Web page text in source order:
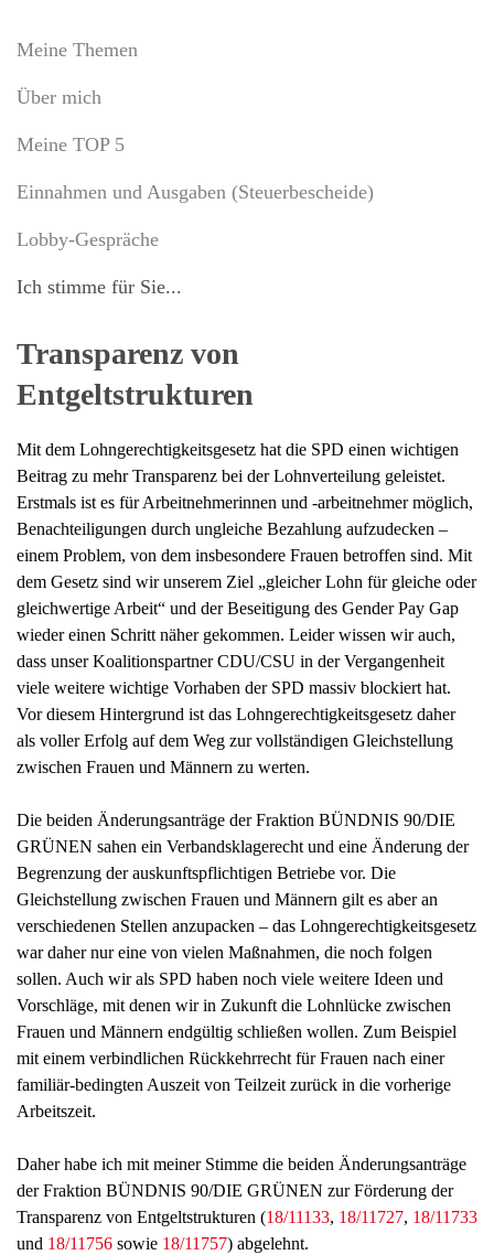
Meine Themen
Über mich
Meine TOP 5
Einnahmen und Ausgaben (Steuerbescheide)
Lobby-Gespräche
Ich stimme für Sie...
Transparenz von
Entgeltstrukturen
Mit dem Lohngerechtigkeitsgesetz hat die SPD einen wichtigen
Beitrag zu mehr Transparenz bei der Lohnverteilung geleistet.
Erstmals ist es für Arbeitnehmerinnen und -arbeitnehmer möglich,
Benachteiligungen durch ungleiche Bezahlung aufzudecken –
einem Problem, von dem insbesondere Frauen betroffen sind. Mit
dem Gesetz sind wir unserem Ziel „gleicher Lohn für gleiche oder
gleichwertige Arbeit“ und der Beseitigung des Gender Pay Gap
wieder einen Schritt näher gekommen. Leider wissen wir auch,
dass unser Koalitionspartner CDU/CSU in der Vergangenheit
viele weitere wichtige Vorhaben der SPD massiv blockiert hat.
Vor diesem Hintergrund ist das Lohngerechtigkeitsgesetz daher
als voller Erfolg auf dem Weg zur vollständigen Gleichstellung
zwischen Frauen und Männern zu werten.
Die beiden Änderungsanträge der Fraktion BÜNDNIS 90/DIE
GRÜNEN sahen ein Verbandsklagerecht und eine Änderung der
Begrenzung der auskunftspflichtigen Betriebe vor. Die
Gleichstellung zwischen Frauen und Männern gilt es aber an
verschiedenen Stellen anzupacken – das Lohngerechtigkeitsgesetz
war daher nur eine von vielen Maßnahmen, die noch folgen
sollen. Auch wir als SPD haben noch viele weitere Ideen und
Vorschläge, mit denen wir in Zukunft die Lohnlücke zwischen
Frauen und Männern endgültig schließen wollen. Zum Beispiel
mit einem verbindlichen Rückkehrrecht für Frauen nach einer
familiär-bedingten Auszeit von Teilzeit zurück in die vorherige
Arbeitszeit.
Daher habe ich mit meiner Stimme die beiden Änderungsanträge
der Fraktion BÜNDNIS 90/DIE GRÜNEN zur Förderung der
Transparenz von Entgeltstrukturen (18/11133, 18/11727, 18/11733
und 18/11756 sowie 18/11757) abgelehnt.